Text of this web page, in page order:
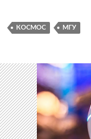
КОСМОС МГУ